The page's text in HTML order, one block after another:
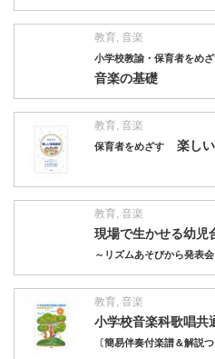
教育, 音楽
小学校教諭・保育者をめ
音楽の基礎
教育, 音楽
保育者をめざす 楽しい
教育, 音楽
現場で生かせる幼児
～リズムあそびから発表
教育, 音楽
小学校音楽科歌唱共
〔簡易伴奏付楽譜＆解説つ